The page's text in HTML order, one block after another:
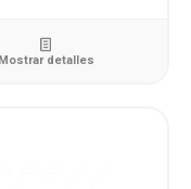
Mostrar detalles